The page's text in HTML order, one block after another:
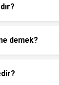
demek?